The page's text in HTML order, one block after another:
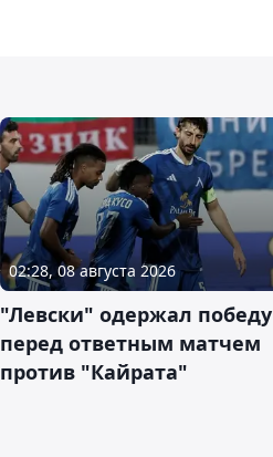
02:28, 08 августа 2026
"Левски" одержал победу
перед ответным матчем
против "Кайрата"